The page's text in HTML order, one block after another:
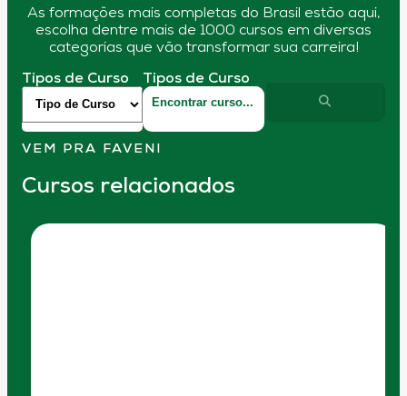
As formações mais completas do Brasil estão aqui,
escolha dentre mais de 1000 cursos em diversas
categorias que vão transformar sua carreira!
Tipos de Curso Tipos de Curso
VEM PRA FAVENI
Cursos relacionados